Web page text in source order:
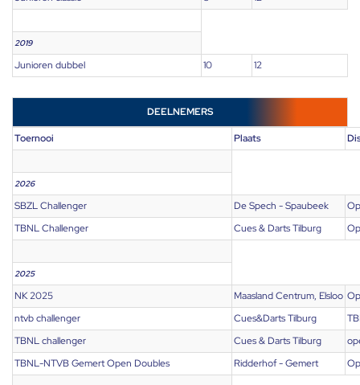
2019
Junioren dubbel 10 12
DEELNEMERS
Toernooi Plaats
2026
SBZL Challenger De Spech - Spaubeek
TBNL Challenger
Cues & Darts Tilburg
2025
NK 2025 Maasland Centrum, Elsloo
ntvb challenger
Cues&Darts Tilburg
TBNL challenger
Cues & Darts Tilburg
TBNL-NTVB Gemert Open Doubles
Ridderhof - Gemert